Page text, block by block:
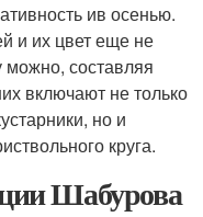
ив осенью.
и их цвет еще не
можно, составляя
включают не только
но и
круга.
Шабурова